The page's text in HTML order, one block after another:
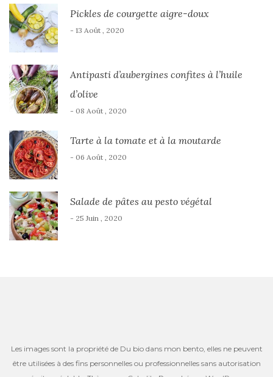
Pickles de courgette aigre-doux
- 13 Août , 2020
Antipasti d’aubergines confites à l’huile
d’olive
- 08 Août , 2020
Tarte à la tomate et à la moutarde
- 06 Août , 2020
Salade de pâtes au pesto végétal
- 25 Juin , 2020
Les images sont la propriété de Du bio dans mon bento, elles ne peuvent
être utilisées à des fins personnelles ou professionnelles sans autorisation